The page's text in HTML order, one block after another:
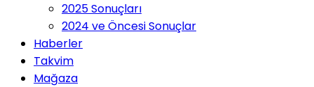
2025 Sonuçları
2024 ve Öncesi Sonuçlar
Haberler
Takvim
Mağaza